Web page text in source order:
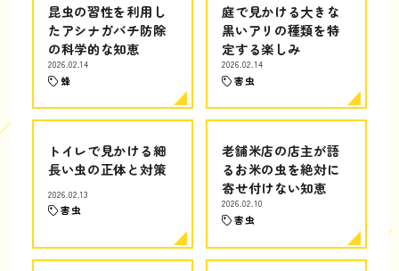
昆虫の習性を利用し
たアシナガバチ防除
の科学的な知恵
2026.02.14
蜂
庭で見かける大きな
黒いアリの種類を特
定する楽しみ
2026.02.14
害虫
トイレで見かける細
長い虫の正体と対策
2026.02.13
害虫
老舗米店の店主が語
るお米の虫を絶対に
寄せ付けない知恵
2026.02.10
害虫